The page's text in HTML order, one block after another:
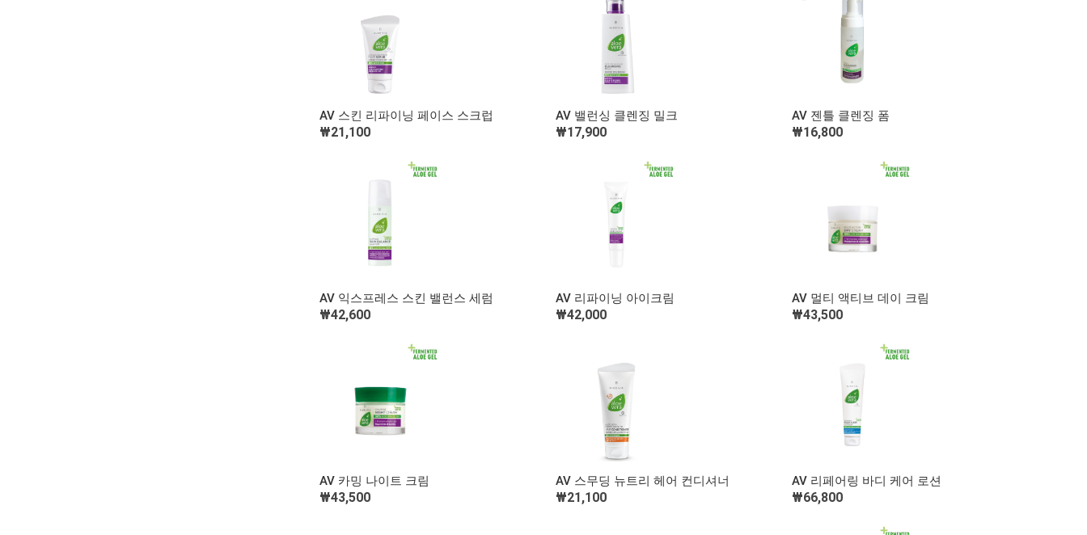
빠른 보기
AV 스킨 리파이닝 페이스 스크럽
₩21,100
빠른 보기
AV 밸런싱 클렌징 밀크
₩17,900
빠른 보기
AV 젠틀 클렌징 폼
₩16,800
빠른 보기
AV 익스프레스 스킨 밸런스 세럼
₩42,600
빠른 보기
AV 리파이닝 아이크림
₩42,000
빠른 보기
AV 멀티 액티브 데이 크림
₩43,500
빠른 보기
AV 카밍 나이트 크림
₩43,500
빠른 보기
AV 스무딩 뉴트리 헤어 컨디셔너
₩21,100
빠른 보기
AV 리페어링 바디 케어 로션
₩66,800